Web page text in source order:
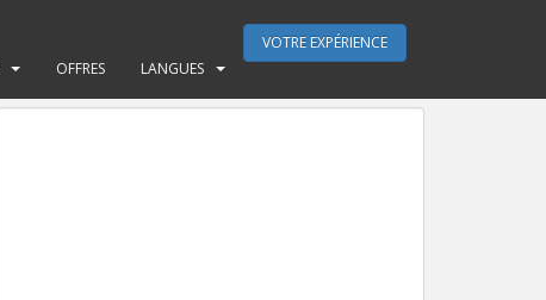
OFFRES LANGUES
VOTRE EXPÉRIENCE